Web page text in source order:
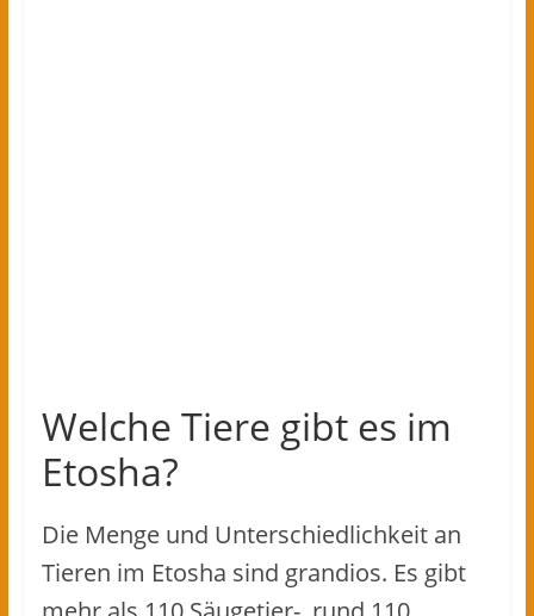
Welche Tiere gibt es im
Etosha?
Die Menge und Unterschiedlichkeit an
Tieren im Etosha sind grandios. Es gibt